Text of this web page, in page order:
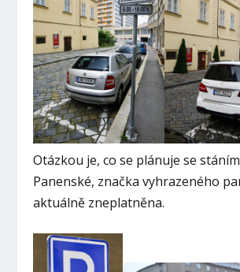
Otázkou je, co se plánuje se
Panenské, značka vyhrazeného
aktuálně zneplatněna.